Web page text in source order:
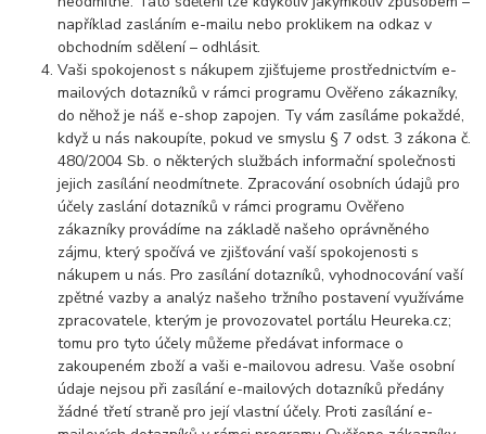
například zasláním e-mailu nebo proklikem na odkaz v
obchodním sdělení – odhlásit.
Vaši spokojenost s nákupem zjišťujeme prostřednictvím e-
mailových dotazníků v rámci programu Ověřeno zákazníky,
do něhož je náš e-shop zapojen. Ty vám zasíláme pokaždé,
když u nás nakoupíte, pokud ve smyslu § 7 odst. 3 zákona č.
480/2004 Sb. o některých službách informační společnosti
jejich zasílání neodmítnete. Zpracování osobních údajů pro
účely zaslání dotazníků v rámci programu Ověřeno
zákazníky provádíme na základě našeho oprávněného
zájmu, který spočívá ve zjišťování vaší spokojenosti s
nákupem u nás. Pro zasílání dotazníků, vyhodnocování vaší
zpětné vazby a analýz našeho tržního postavení využíváme
zpracovatele, kterým je provozovatel portálu Heureka.cz;
tomu pro tyto účely můžeme předávat informace o
zakoupeném zboží a vaši e-mailovou adresu. Vaše osobní
údaje nejsou při zasílání e-mailových dotazníků předány
žádné třetí straně pro její vlastní účely. Proti zasílání e-